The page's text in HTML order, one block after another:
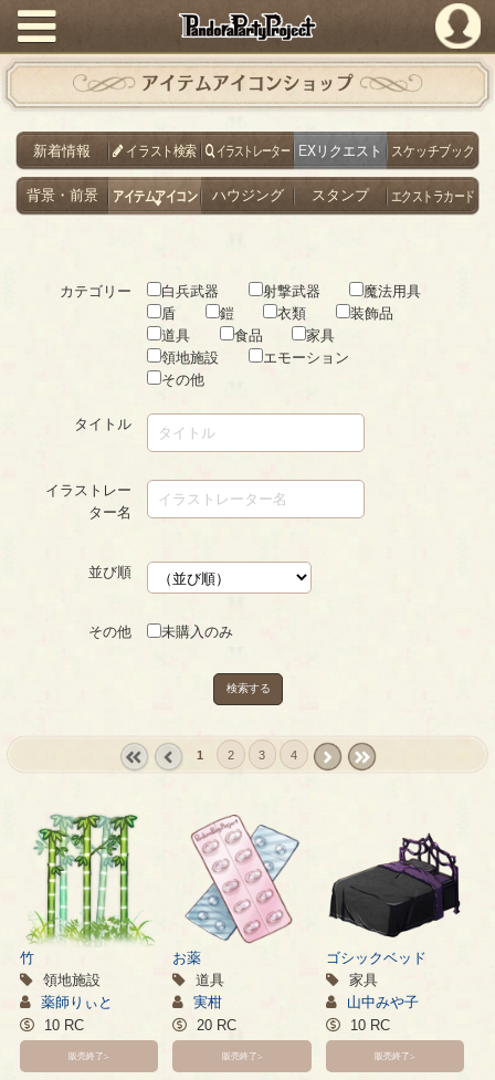
PandoraPartyProject
アイテムアイコンショップ
新着情報 イラスト検索 イラストレーター EXリクエスト スケッチブック
背景・前景 アイテムアイコン ハウジング スタンプ エクストラカード
カテゴリー 白兵武器 射撃武器
魔法用具
盾
鎧 衣類
装飾品
道具
食品
家具
領地施設
エモーション
その他
タイトル
イラストレー
ター名
並び順
その他 未購入のみ
検索する
1 2 3 4
竹
領地施設
薬師りぃと
10 RC
販売終了:-
お薬
道具
実柑
20 RC
販売終了:-
ゴシックベッド
家具
山中みや子
10 RC
販売終了:-